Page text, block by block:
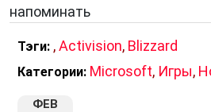
напоминать
Тэги: ,Activision, Blizzard
Категории: Microsoft, Игры,
ФЕВ